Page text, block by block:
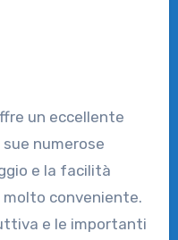
un eccellente
numerose
e la facilità
molto conveniente.
e le importanti